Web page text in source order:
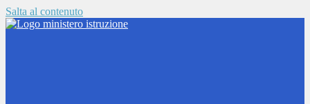
Salta al contenuto